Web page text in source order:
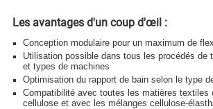
Les avantages d'un coup d'œil :
Conception modulaire pour un maximum de
Utilisation possible dans tous les procédés de
et types de machines
Optimisation du rapport de bain selon le type
Compatibilité avec toutes les matières textiles
cellulose et avec les mélanges cellulose-